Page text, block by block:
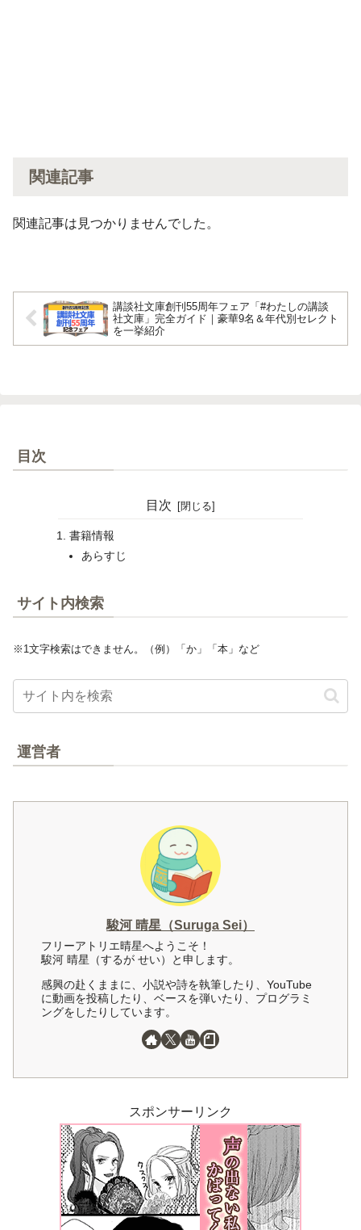
関連記事
関連記事は見つかりませんでした。
講談社文庫創刊55周年フェア「#わたしの講談
社文庫」完全ガイド｜豪華9名＆年代別セレクト
を一挙紹介
目次
目次
書籍情報
あらすじ
サイト内検索
※1文字検索はできません。（例）「か」「本」など
運営者
駿河 晴星（Suruga Sei）
フリーアトリエ晴星へようこそ！
駿河 晴星（するが せい）と申します。
感興の赴くままに、小説や詩を執筆したり、YouTube
に動画を投稿したり、ベースを弾いたり、プログラミ
ングをしたりしています。
スポンサーリンク